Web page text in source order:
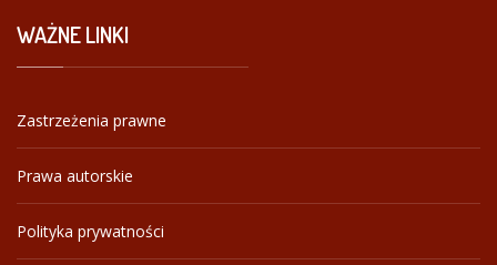
WAŻNELINKI
Zastrzeżenia prawne
Prawa autorskie
Polityka prywatności